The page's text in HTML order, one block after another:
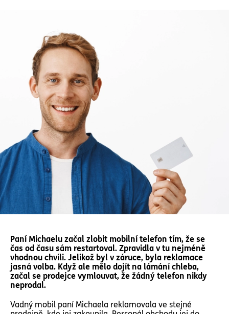
Paní Michaelu začal zlobit mobilní telefon tím, že se
čas od času sám restartoval. Zpravidla v tu nejméně
vhodnou chvíli. Jelikož byl v záruce, byla reklamace
jasná volba. Když ale mělo dojít na lámání chleba,
začal se prodejce vymlouvat, že žádný telefon nikdy
neprodal.
Vadný mobil paní Michaela reklamovala ve stejné